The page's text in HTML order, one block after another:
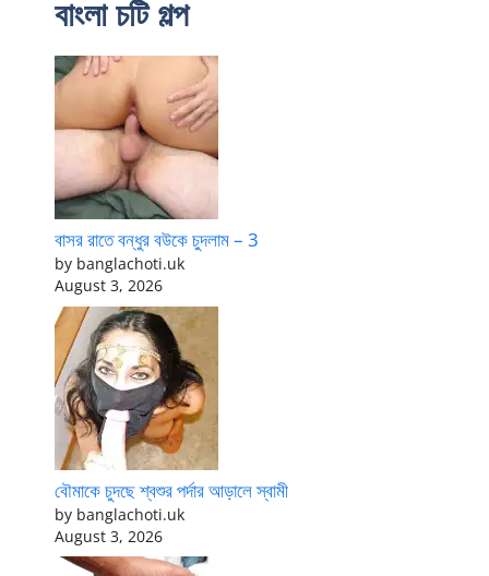
বাংলা চটি গল্প
বাসর রাতে বন্ধুর বউকে চুদলাম – 3
by banglachoti.uk
August 3, 2026
বৌমাকে চুদছে শ্বশুর পর্দার আড়ালে স্বামী
by banglachoti.uk
August 3, 2026